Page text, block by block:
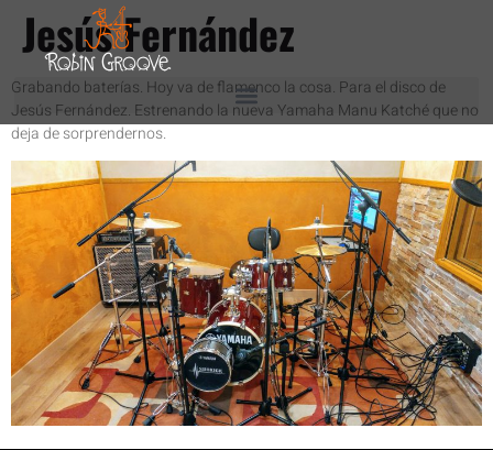
Jesús Fernández
Grabando baterías. Hoy va de flamenco la cosa. Para el disco de
Jesús Fernández. Estrenando la nueva Yamaha Manu Katché que no
deja de sorprendernos.